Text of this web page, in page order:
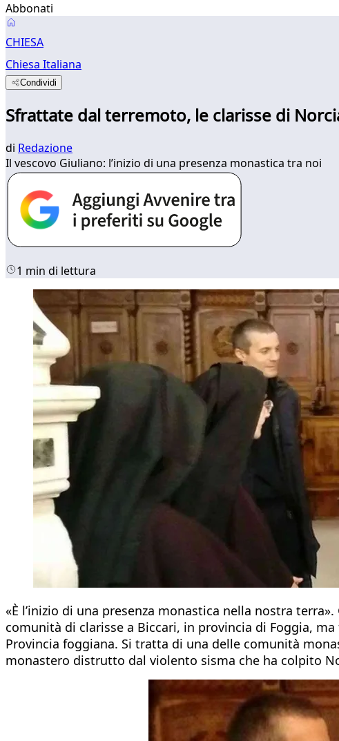
Abbonati
CHIESA
Chiesa Italiana
Condividi
Sfrattate dal terremoto, le clarisse di
di Redazione
Il vescovo Giuliano: l’inizio di una presenza monastica tra noi
1 min di lettura
«È l’inizio di una presenza monastica nella nostra
comunità di clarisse a Biccari, in provincia di Foggia,
Provincia foggiana. Si tratta di una delle comunità
monastero distrutto dal violento sisma che ha colpito